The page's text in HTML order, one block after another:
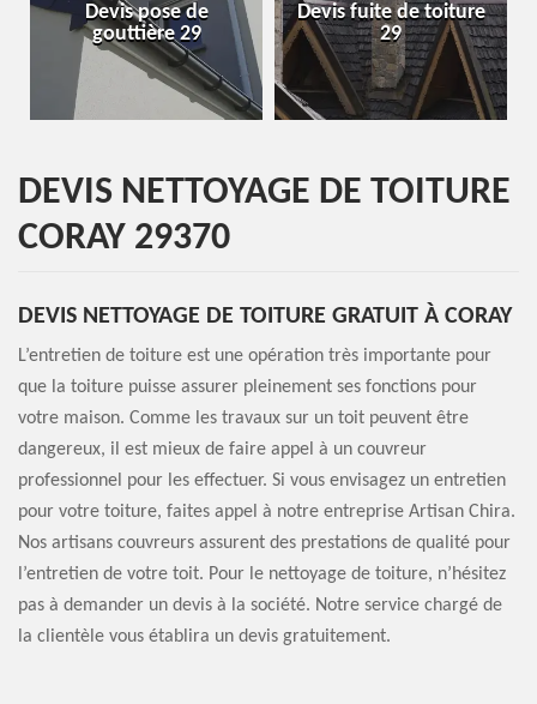
Devis pose de
gouttière 29
Devis fuite de toiture
29
DEVIS NETTOYAGE DE TOITURE
CORAY 29370
DEVIS NETTOYAGE DE TOITURE GRATUIT À CORAY
L’entretien de toiture est une opération très importante pour
que la toiture puisse assurer pleinement ses fonctions pour
votre maison. Comme les travaux sur un toit peuvent être
dangereux, il est mieux de faire appel à un couvreur
professionnel pour les effectuer. Si vous envisagez un entretien
pour votre toiture, faites appel à notre entreprise Artisan Chira.
Nos artisans couvreurs assurent des prestations de qualité pour
l’entretien de votre toit. Pour le nettoyage de toiture, n’hésitez
pas à demander un devis à la société. Notre service chargé de
la clientèle vous établira un devis gratuitement.